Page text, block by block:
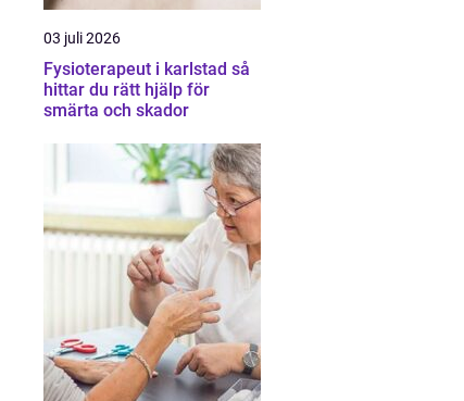
03 juli 2026
Fysioterapeut i karlstad så
hittar du rätt hjälp för
smärta och skador